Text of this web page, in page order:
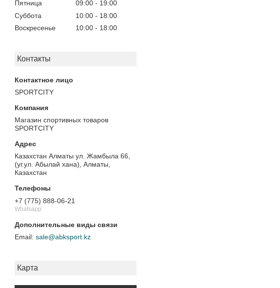
Пятница
09:00
19:00
Суббота
10:00
18:00
Воскресенье
10:00 18:00
Контакты
SPORTCITY
Магазин спортивных товаров
SPORTCITY
Казахстан Алматы ул. Жамбыла 66,
(уг.ул. Абылай хана), Алматы,
Казахстан
+7 (775) 888-06-21
Whatsapp
sale@abksport.kz
Карта